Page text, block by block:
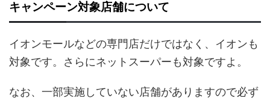
キャンペーン対象店舗について
イオンモールなどの専門店だけではなく、イオンも
対象です。さらにネットスーパーも対象ですよ。
なお、一部実施していない店舗がありますので必ず